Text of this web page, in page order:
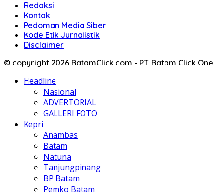
Redaksi
Kontak
Pedoman Media Siber
Kode Etik Jurnalistik
Disclaimer
© copyright 2026 BatamClick.com - PT. Batam Click One
Headline
Nasional
ADVERTORIAL
GALLERI FOTO
Kepri
Anambas
Batam
Natuna
Tanjungpinang
BP Batam
Pemko Batam